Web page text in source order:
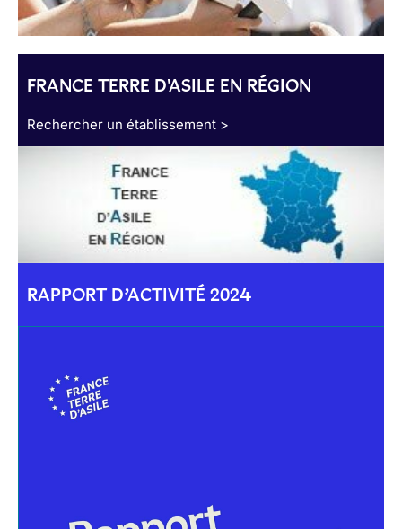
FRANCE TERRE D'ASILE EN RÉGION
Rechercher un établissement >
RAPPORT D’ACTIVITÉ 2024